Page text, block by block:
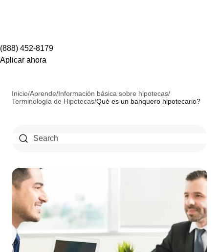
(888) 452-8179
Aplicar ahora
Inicio/Aprende/Información básica sobre hipotecas/
Terminología de Hipotecas/Qué es un banquero hipotecario?